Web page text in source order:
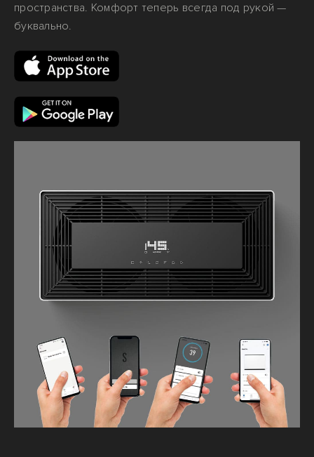
пространства. Комфорт теперь всегда под рукой —
буквально.